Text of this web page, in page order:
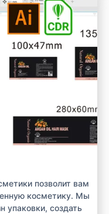
позволит вам
косметику. Мы
упаковки, создать